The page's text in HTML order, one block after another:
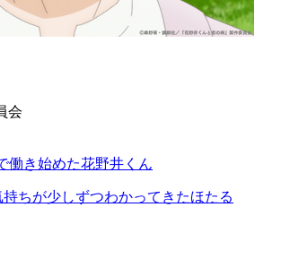
会
働き始めた花野井くん
持ちが少しずつわかってきたほたる